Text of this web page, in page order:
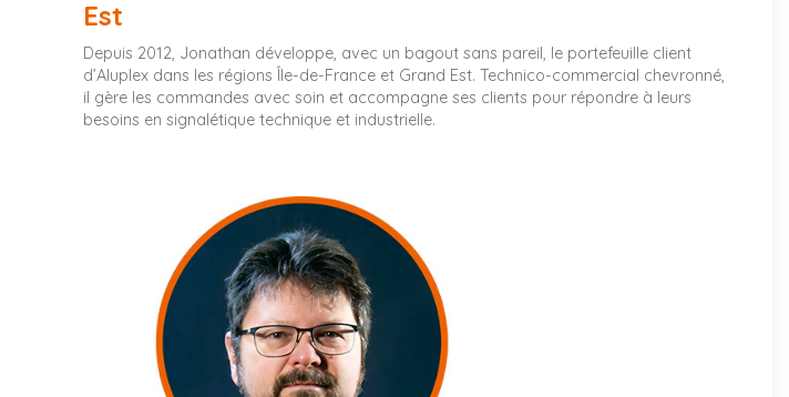
Est
Depuis 2012, Jonathan développe, avec un bagout sans pareil, le portefeuille client
d’Aluplex dans les régions Île-de-France et Grand Est. Technico-commercial chevronné,
il gère les commandes avec soin et accompagne ses clients pour répondre à leurs
besoins en signalétique technique et industrielle.